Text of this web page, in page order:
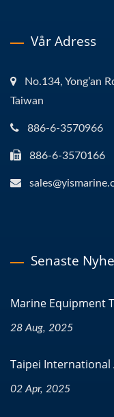
Vår Adress
No.134, Yong’an
Taiwan
886-6-3570966
886-6-3570166
Senaste
Marine Equipment
28 Aug, 2025
Taipei International
02 Apr, 2025